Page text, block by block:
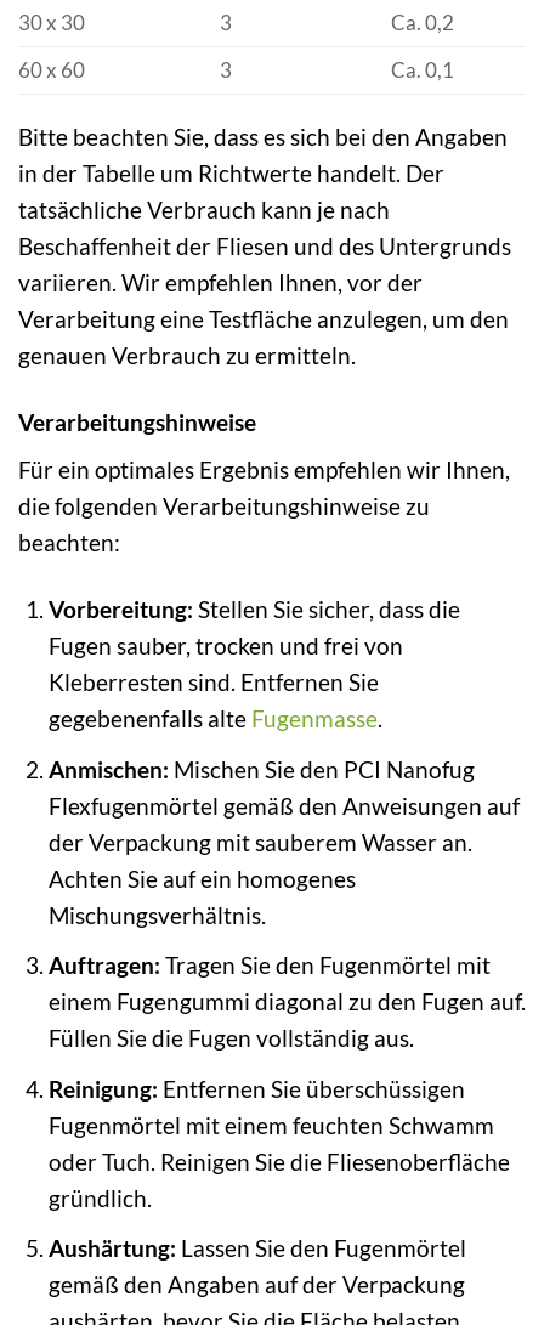
30 x 30
3
Ca. 0,2
60 x 60
3 Ca. 0,1
Bitte beachten Sie, dass es sich bei den Angaben
in der Tabelle um Richtwerte handelt. Der
tatsächliche Verbrauch kann je nach
Beschaffenheit der Fliesen und des Untergrunds
variieren. Wir empfehlen Ihnen, vor der
Verarbeitung eine Testfläche anzulegen, um den
genauen Verbrauch zu ermitteln.
Verarbeitungshinweise
Für ein optimales Ergebnis empfehlen wir Ihnen,
die folgenden Verarbeitungshinweise zu
beachten:
Vorbereitung: Stellen Sie sicher, dass die
Fugen sauber, trocken und frei von
Kleberresten sind. Entfernen Sie
gegebenenfalls alte Fugenmasse.
Anmischen: Mischen Sie den PCI Nanofug
Flexfugenmörtel gemäß den Anweisungen auf
der Verpackung mit sauberem Wasser an.
Achten Sie auf ein homogenes
Mischungsverhältnis.
Auftragen: Tragen Sie den Fugenmörtel mit
einem Fugengummi diagonal zu den Fugen auf.
Füllen Sie die Fugen vollständig aus.
Reinigung: Entfernen Sie überschüssigen
Fugenmörtel mit einem feuchten Schwamm
oder Tuch. Reinigen Sie die Fliesenoberfläche
gründlich.
Aushärtung: Lassen Sie den Fugenmörtel
gemäß den Angaben auf der Verpackung